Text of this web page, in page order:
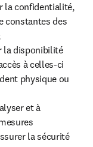
la confidentialité,
constantes des
la disponibilité
à celles-ci
physique ou
et à
la sécurité